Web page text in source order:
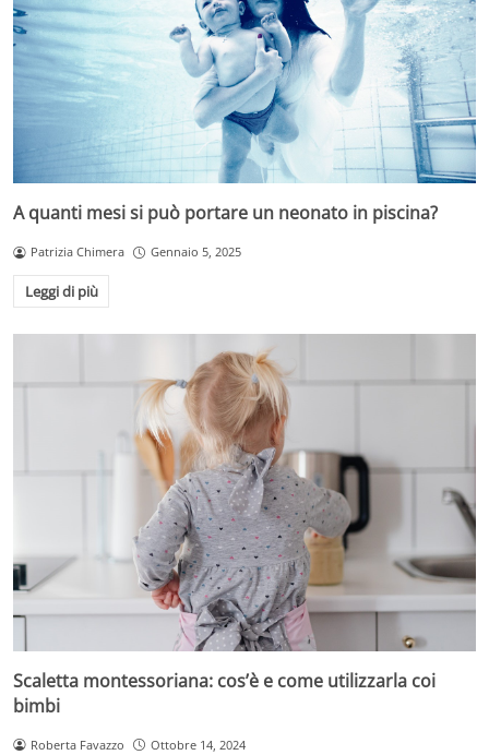
A quanti mesi si può portare un neonato in piscina?
Patrizia Chimera Gennaio 5, 2025
Leggi di più
Scaletta montessoriana: cos’è e come utilizzarla coi
bimbi
Roberta Favazzo Ottobre 14, 2024